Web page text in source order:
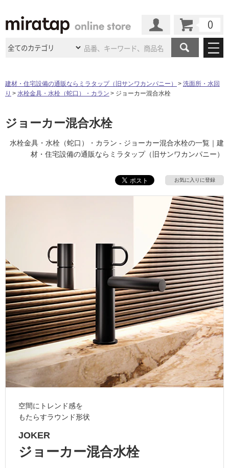
商品カテゴリ
キッチン
ム）・トイレ
ドア（扉）・建具・玄関
ウッドデッキ フローリング・床材
インテリア・家具
ペット用品
内装用建材 パネル・壁材
ロートアイアン 天然石・石材
メンテナンス・施工材 新商品
施工事例
施工事例
ミラタップのあるくらし お客様訪問インタビュー
ショールーム
ショールームのご案内 東京ショールーム
名古屋ショールーム 京都ショールーム
札幌スマートショールー
横浜スマートショールー
ウェルビーみのおHDC
BOX
サポート
初めての方へ
お問い合わせ
クレーム公開
説明書・図面検索 水まわり3年保証
お役立ち情報 住まいのスタイリング
アイデア
ミラタップチャンネル
オンライン相談
その他サービス
工事会社紹介Coziコンシ
自分らしい家づくり
最高のリノベ会社がみつ
かる
リノベりす
建材・住宅設備の通販ならミラタップ（旧サンワカンパニー）
洗面所・水回
り
水栓金具・水栓（蛇口）・カラン ジョーカー混合水栓
ジョーカー混合水栓
水栓金具・水栓（蛇口）・カラン - ジョーカー混合水栓の一覧｜建
材・住宅設備の通販ならミラタップ（旧サンワカンパニー）
お気に入りに登録
空間にトレンド感を
もたらすラウンド形状
JOKER
ジョーカー混合水栓